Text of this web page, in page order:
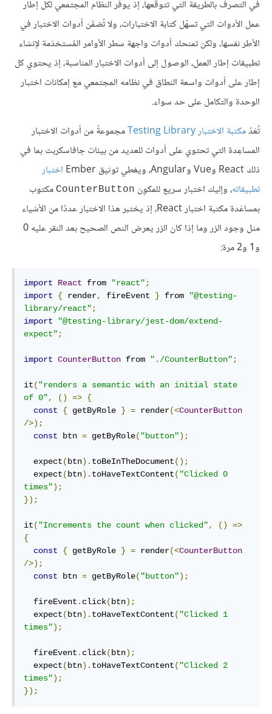
في التصرف بالطريقة التي تتوقعها، إذ يوفر النظام المجتمعي لكل إطار
عمل الأدوات التي تسهّل كتابة الاختبارات، ولا تُضمَّن أدوات الاختبار في
الأطر نفسها، ولكن تمنحك أدوات واجهة سطر الأوامر المُستخدَمة لإنشاء
تطبيقات إطار العمل، الوصول إلى أدوات الاختبار المناسبة، إذ يحتوي كل
إطار على أدوات واسعة النطاق في نظامه المجتمعي مع إمكانات اختبار
الوحدة والتكامل على حد سواء.
تُعَدّمكتبة الاختبار Testing Library
مجموعةً من أدوات الاختبار
المساعِدة التي تحتوي على أدوات للعديد من بيئات جافاسكربت بما في
ذلك React وVue وAngular، ويغطي توثيق Ember
اختبار
تطبيقاته، وإليك اختبار سريع للمكوِن CounterButton مكتوب
بمساعَدة مكتبة اختبار React، إذ يختبر هذا الاختبار عددًا من الأشياء
مثل وجود الزر وما إذا كان الزر يعرض النص الصحيح بعد النقر عليه 0
و1 و2 مرة:
import React from "react";
import
{ render, fireEvent } from
"@testing-
library/react";
import
"@testing-library/jest-dom/extend-
expect";
import CounterButton from "./CounterButton";
it( "renders a semantic with an initial state
of 0", () => {
const
{ getByRole } = render(<CounterButton
/>);
const btn = getByRole( "button");
  expect
(btn). toBeInTheDocument();
  expect
(btn). toHaveTextContent( "Clicked 0
times");
});
it( "Increments the count when clicked", ()
=>
{
const
{ getByRole } = render(<CounterButton
/>);
const btn = getByRole( "button");
  fireEvent
. click(btn);
  expect
(btn). toHaveTextContent( "Clicked 1
times");
  fireEvent
. click(btn);
  expect
(btn). toHaveTextContent( "Clicked 2
times");
});